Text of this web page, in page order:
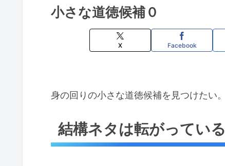
小さな道徳候補０
X Facebook
身の回りの小さな道徳候補を見つけたい。
結構ネタは転がっている